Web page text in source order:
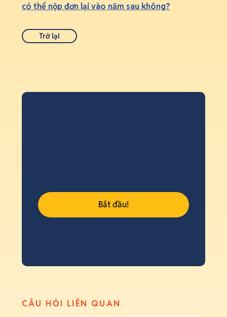
có thể nộp đơn lại vào năm sau không?
Trở lại
Bắt đầu!
CÂU HỎI LIÊN QUAN